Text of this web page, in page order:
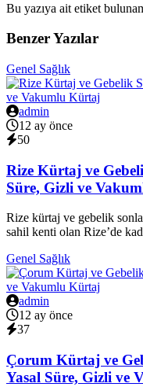
Bu yazıya ait etiket
Benzer Yazılar
Genel Sağlık
admin
12 ay önce
50
Rize Kürtaj ve
Süre, Gizli ve
Rize kürtaj ve gebelik
sahil kenti olan Rize’de
Genel Sağlık
admin
12 ay önce
37
Çorum Kürtaj ve
Yasal Süre, Gizli ve